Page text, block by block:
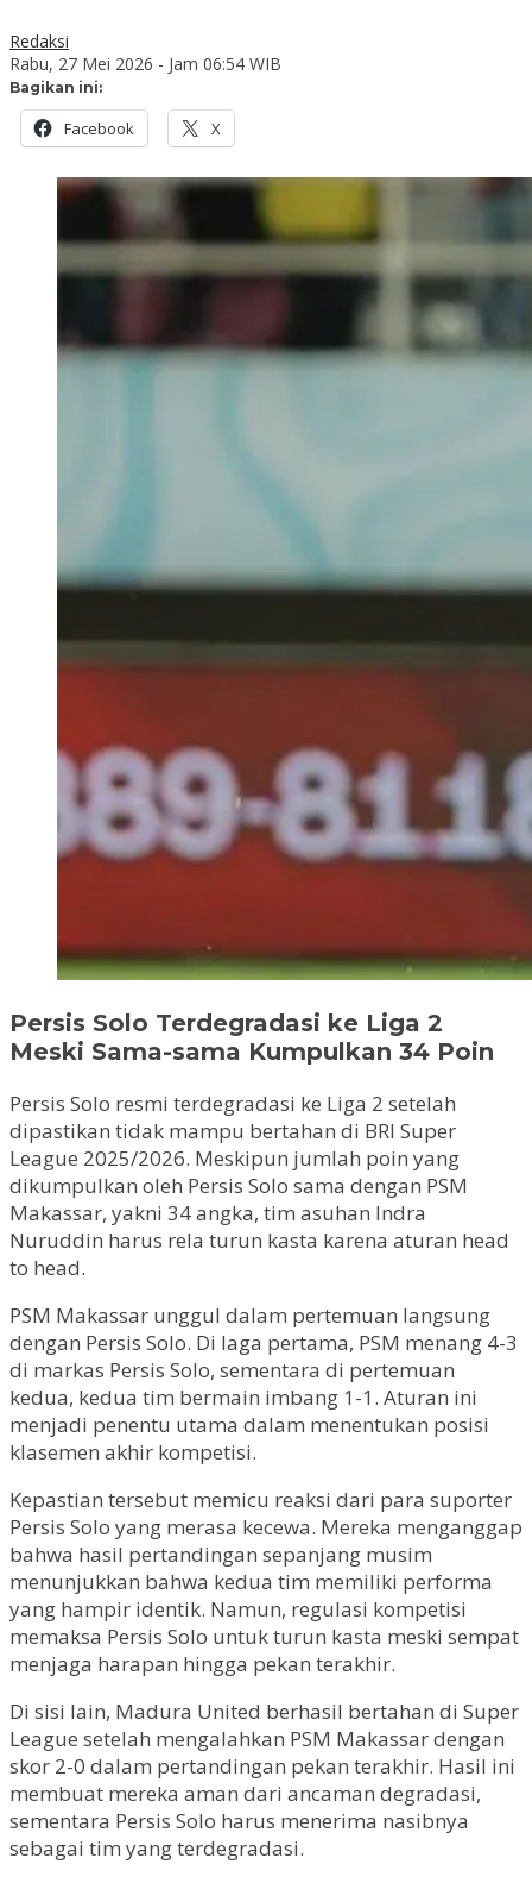
Redaksi
Rabu, 27 Mei 2026 - Jam 06:54 WIB
Bagikan ini:
Facebook X
Persis Solo Terdegradasi ke Liga 2
Meski Sama-sama Kumpulkan 34 Poin
Persis Solo resmi terdegradasi ke Liga 2 setelah
dipastikan tidak mampu bertahan di BRI Super
League 2025/2026. Meskipun jumlah poin yang
dikumpulkan oleh Persis Solo sama dengan PSM
Makassar, yakni 34 angka, tim asuhan Indra
Nuruddin harus rela turun kasta karena aturan head
to head.
PSM Makassar unggul dalam pertemuan langsung
dengan Persis Solo. Di laga pertama, PSM menang 4-3
di markas Persis Solo, sementara di pertemuan
kedua, kedua tim bermain imbang 1-1. Aturan ini
menjadi penentu utama dalam menentukan posisi
klasemen akhir kompetisi.
Kepastian tersebut memicu reaksi dari para suporter
Persis Solo yang merasa kecewa. Mereka menganggap
bahwa hasil pertandingan sepanjang musim
menunjukkan bahwa kedua tim memiliki performa
yang hampir identik. Namun, regulasi kompetisi
memaksa Persis Solo untuk turun kasta meski sempat
menjaga harapan hingga pekan terakhir.
Di sisi lain, Madura United berhasil bertahan di Super
League setelah mengalahkan PSM Makassar dengan
skor 2-0 dalam pertandingan pekan terakhir. Hasil ini
membuat mereka aman dari ancaman degradasi,
sementara Persis Solo harus menerima nasibnya
sebagai tim yang terdegradasi.